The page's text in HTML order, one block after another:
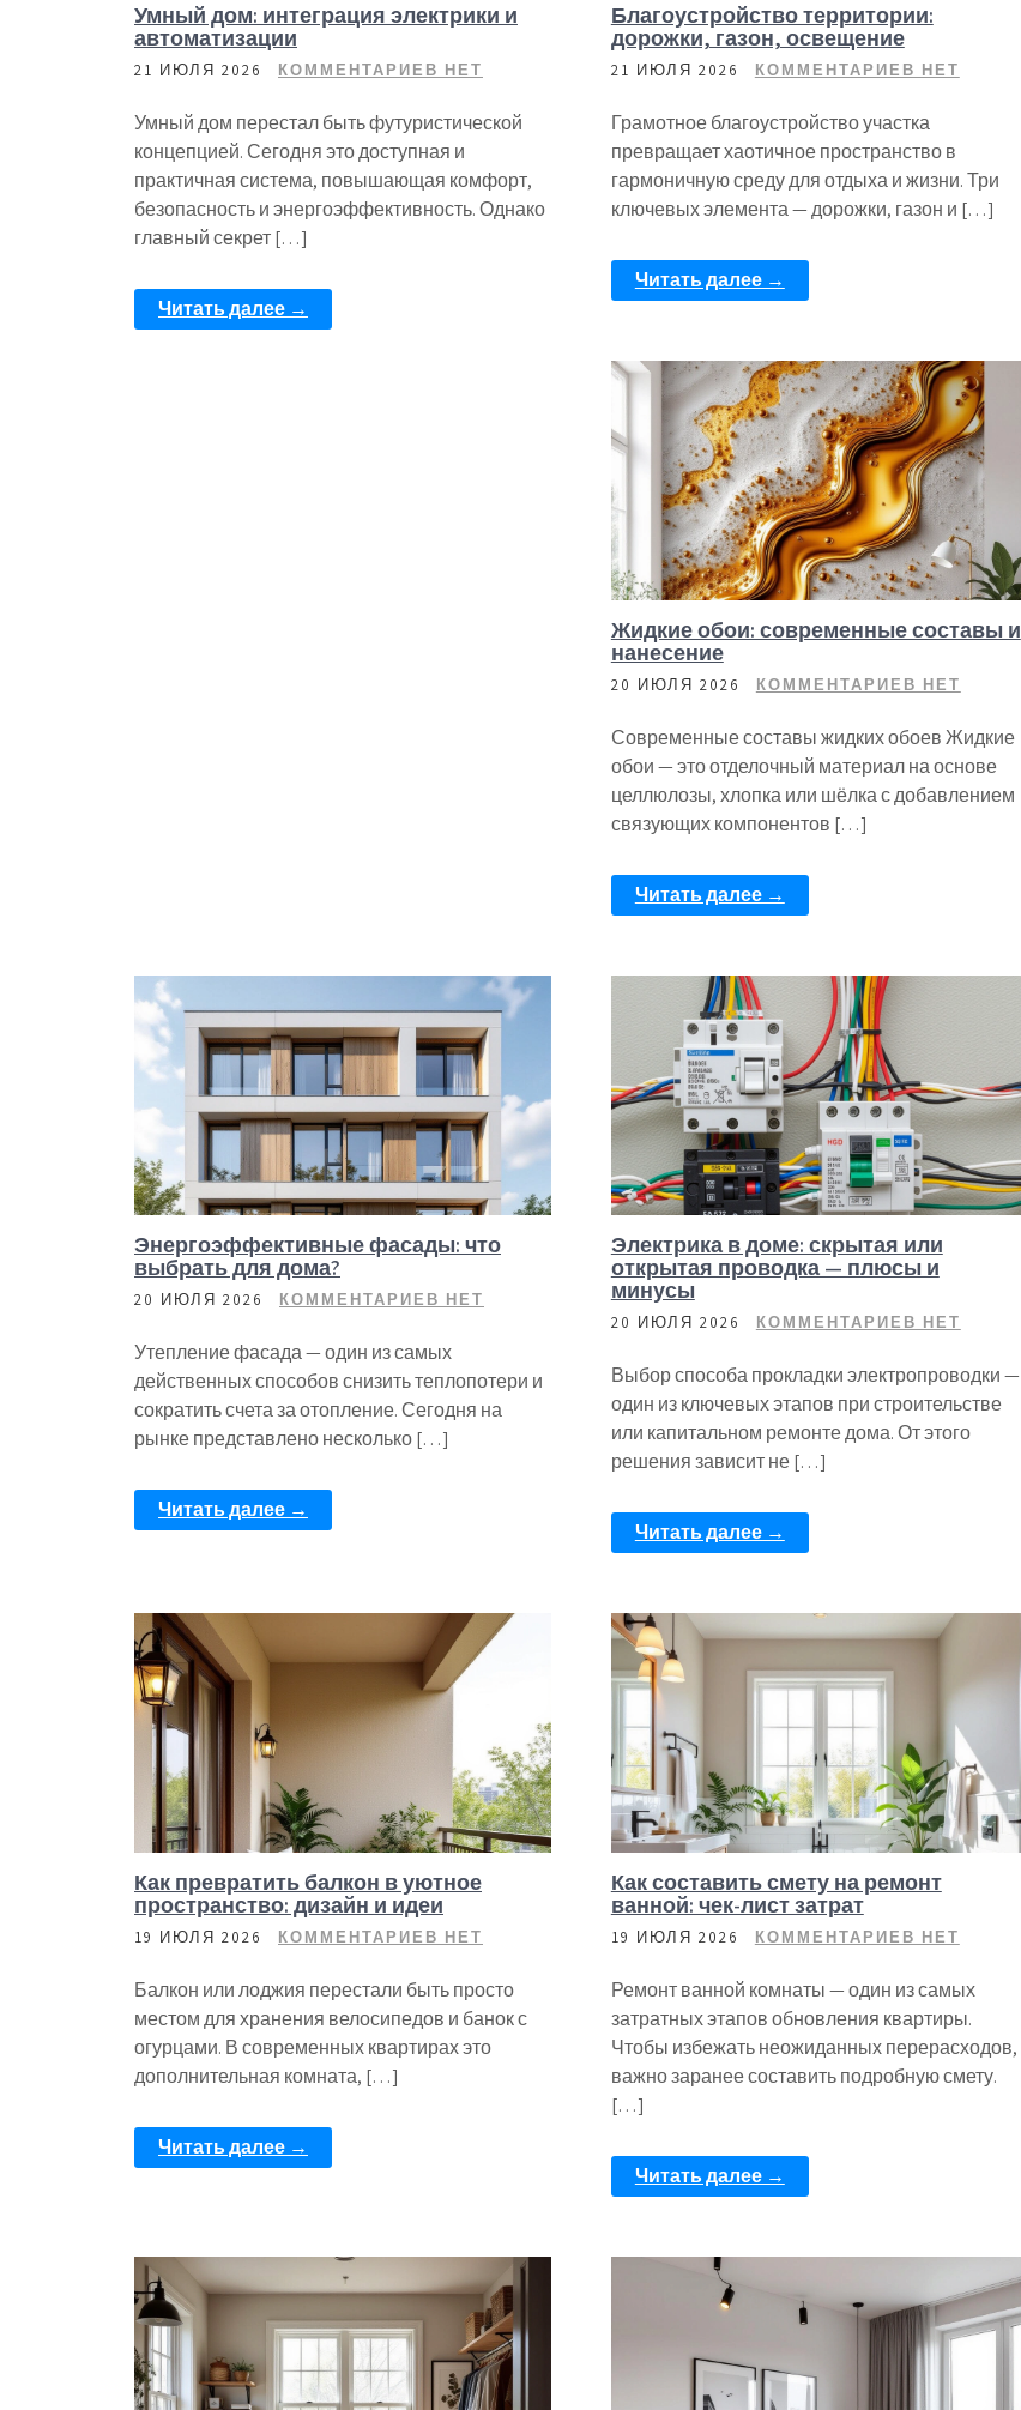
Умный дом: интеграция электрики и
автоматизации
21 ИЮЛЯ 2026 КОММЕНТАРИЕВ НЕТ
Умный дом перестал быть футуристической
концепцией. Сегодня это доступная и
практичная система, повышающая комфорт,
безопасность и энергоэффективность. Однако
главный секрет […]
Читать далее →
Благоустройство территории:
дорожки, газон, освещение
21 ИЮЛЯ 2026 КОММЕНТАРИЕВ НЕТ
Грамотное благоустройство участка
превращает хаотичное пространство в
гармоничную среду для отдыха и жизни. Три
ключевых элемента — дорожки, газон и […]
Читать далее →
Жидкие обои: современные составы и
нанесение
20 ИЮЛЯ 2026 КОММЕНТАРИЕВ НЕТ
Современные составы жидких обоев Жидкие
обои — это отделочный материал на основе
целлюлозы, хлопка или шёлка с добавлением
связующих компонентов […]
Читать далее →
Энергоэффективные фасады: что
выбрать для дома?
20 ИЮЛЯ 2026 КОММЕНТАРИЕВ НЕТ
Утепление фасада — один из самых
действенных способов снизить теплопотери и
сократить счета за отопление. Сегодня на
рынке представлено несколько […]
Читать далее →
Электрика в доме: скрытая или
открытая проводка — плюсы и
минусы
20 ИЮЛЯ 2026 КОММЕНТАРИЕВ НЕТ
Выбор способа прокладки электропроводки —
один из ключевых этапов при строительстве
или капитальном ремонте дома. От этого
решения зависит не […]
Читать далее →
Как превратить балкон в уютное
пространство: дизайн и идеи
19 ИЮЛЯ 2026 КОММЕНТАРИЕВ НЕТ
Балкон или лоджия перестали быть просто
местом для хранения велосипедов и банок с
огурцами. В современных квартирах это
дополнительная комната, […]
Читать далее →
Как составить смету на ремонт
ванной: чек-лист затрат
19 ИЮЛЯ 2026 КОММЕНТАРИЕВ НЕТ
Ремонт ванной комнаты — один из самых
затратных этапов обновления квартиры.
Чтобы избежать неожиданных перерасходов,
важно заранее составить подробную смету.
[…]
Читать далее →